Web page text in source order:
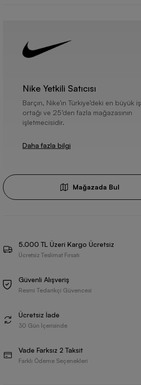
Nike Yetkili Satıcısı
Barçın, Nike’ın Türkiye’deki en büyük iş
ortağı ve 25’den fazla mağazasının
işletmecisidir.
Daha fazla bilgi
Mağazada Bul
5.000 TL Üzeri Kargo Ücretsiz
Ücretsiz Teslimat Fırsatı
Güvenli Alışveriş
Resmi Tedarikçi Güvencesi
Ücretsiz İade
30 Gün İçerisinde
Vade Farksız 2 Taksit
Farklı Ödeme Seçenekleri